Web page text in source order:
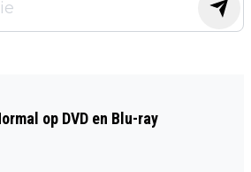
op DVD en Blu-ray